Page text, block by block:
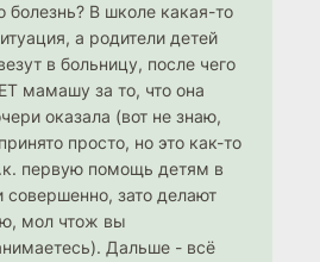
болезнь? В школе какая-то
а родители детей
в больницу, после чего
мамашу за то, что она
оказала (вот не знаю,
просто, но это как-то
первую помощь детям в
совершенно, зато делают
мол чтож вы
Дальше - всё